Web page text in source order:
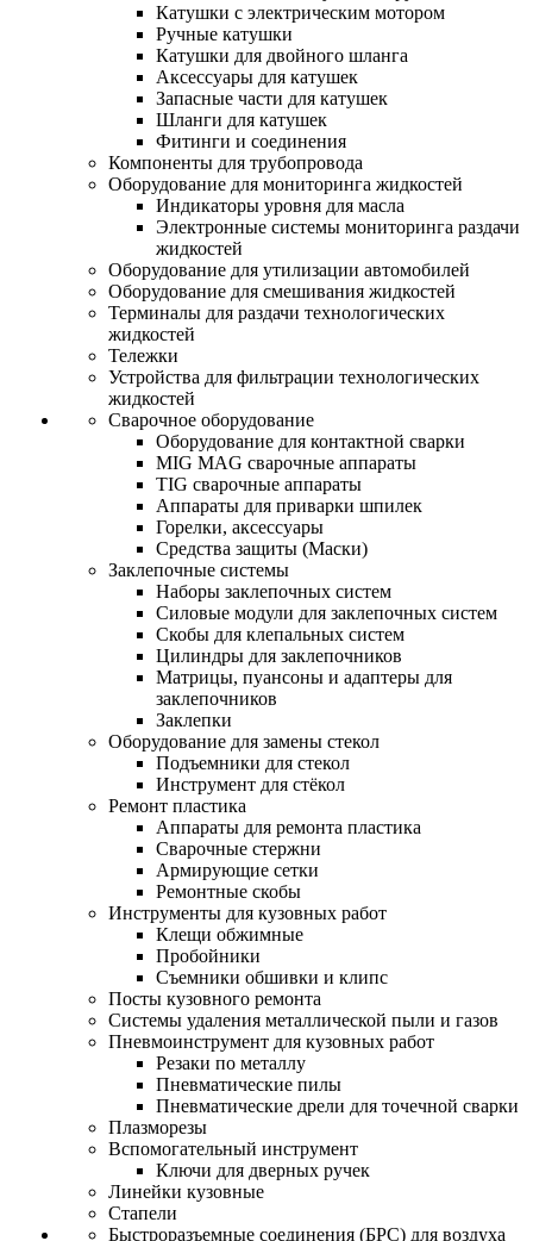
Катушки с электрическим мотором
Ручные катушки
Катушки для двойного шланга
Аксессуары для катушек
Запасные части для катушек
Шланги для катушек
Фитинги и соединения
Компоненты для трубопровода
Оборудование для мониторинга жидкостей
Индикаторы уровня для масла
Электронные системы мониторинга раздачи
жидкостей
Оборудование для утилизации автомобилей
Оборудование для смешивания жидкостей
Терминалы для раздачи технологических
жидкостей
Тележки
Устройства для фильтрации технологических
жидкостей
Сварочное оборудование
Оборудование для контактной сварки
MIG MAG сварочные аппараты
TIG сварочные аппараты
Аппараты для приварки шпилек
Горелки, аксессуары
Средства защиты (Маски)
Заклепочные системы
Наборы заклепочных систем
Силовые модули для заклепочных систем
Скобы для клепальных систем
Цилиндры для заклепочников
Матрицы, пуансоны и адаптеры для
заклепочников
Заклепки
Оборудование для замены стекол
Подъемники для стекол
Инструмент для стёкол
Ремонт пластика
Аппараты для ремонта пластика
Сварочные стержни
Армирующие сетки
Ремонтные скобы
Инструменты для кузовных работ
Клещи обжимные
Пробойники
Съемники обшивки и клипс
Посты кузовного ремонта
Системы удаления металлической пыли и газов
Пневмоинструмент для кузовных работ
Резаки по металлу
Пневматические пилы
Пневматические дрели для точечной сварки
Плазморезы
Вспомогательный инструмент
Ключи для дверных ручек
Линейки кузовные
Стапели
Быстроразъемные соединения (БРС) для воздуха